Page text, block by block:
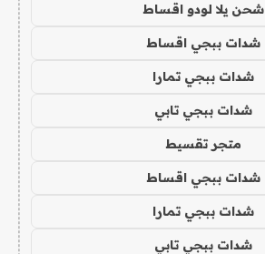
شحن يلا لودو اقساط
شدات ببجي اقساط
شدات ببجي تمارا
شدات ببجي تابي
متجر تقسيط
شدات ببجي اقساط
شدات ببجي تمارا
شدات ببجي تابي